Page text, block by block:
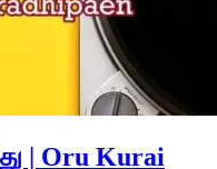
| Oru Kurai